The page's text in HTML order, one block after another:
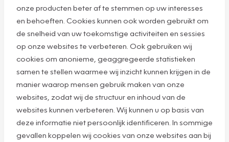
onze producten beter af te stemmen op uw interesses
en behoeften. Cookies kunnen ook worden gebruikt om
de snelheid van uw toekomstige activiteiten en sessies
op onze websites te verbeteren. Ook gebruiken wij
cookies om anonieme, geaggregeerde statistieken
samen te stellen waarmee wij inzicht kunnen krijgen in de
manier waarop mensen gebruik maken van onze
websites, zodat wij de structuur en inhoud van de
websites kunnen verbeteren. Wij kunnen u op basis van
deze informatie niet persoonlijk identificeren. In sommige
gevallen koppelen wij cookies van onze websites aan bij